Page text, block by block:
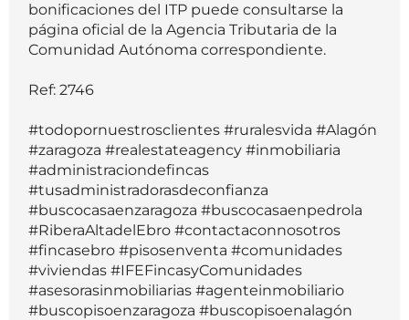
bonificaciones del ITP puede consultarse la
página oficial de la Agencia Tributaria de la
Comunidad Autónoma correspondiente.
Ref: 2746
#todopornuestrosclientes #ruralesvida #Alagón
#zaragoza #realestateagency #inmobiliaria
#administraciondefincas
#tusadministradorasdeconfianza
#buscocasaenzaragoza #buscocasaenpedrola
#RiberaAltadelEbro #contactaconnosotros
#fincasebro #pisosenventa #comunidades
#viviendas #IFEFincasyComunidades
#asesorasinmobiliarias #agenteinmobiliario
#buscopisoenzaragoza #buscopisoenalagón